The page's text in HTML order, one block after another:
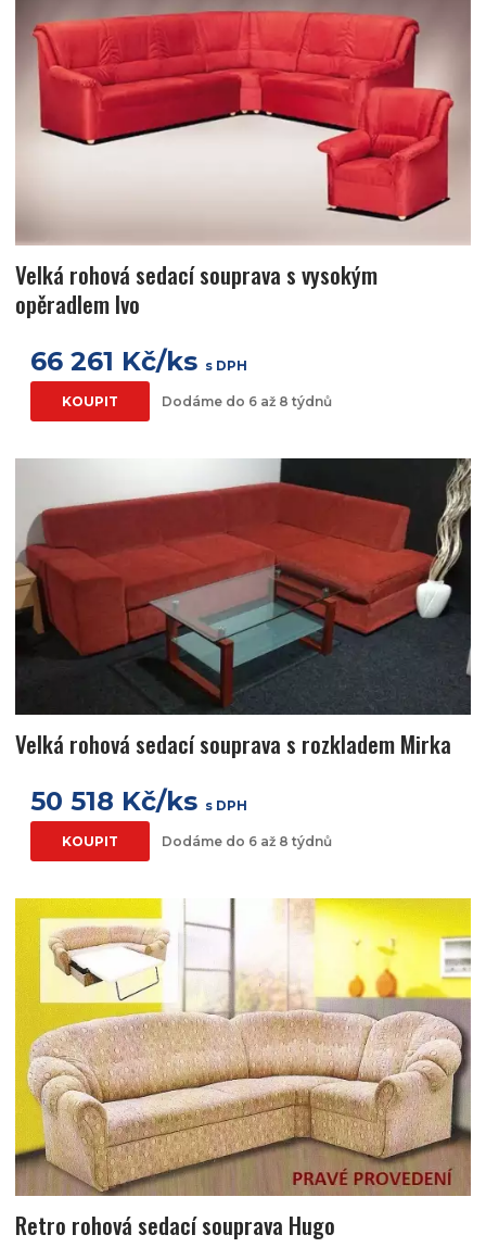
Velká rohová sedací souprava s vysokým
opěradlem Ivo
66 261 Kč/ks s DPH
KOUPIT Dodáme do 6 až 8 týdnů
Velká rohová sedací souprava s rozkladem Mirka
50 518 Kč/ks s DPH
KOUPIT Dodáme do 6 až 8 týdnů
Retro rohová sedací souprava Hugo